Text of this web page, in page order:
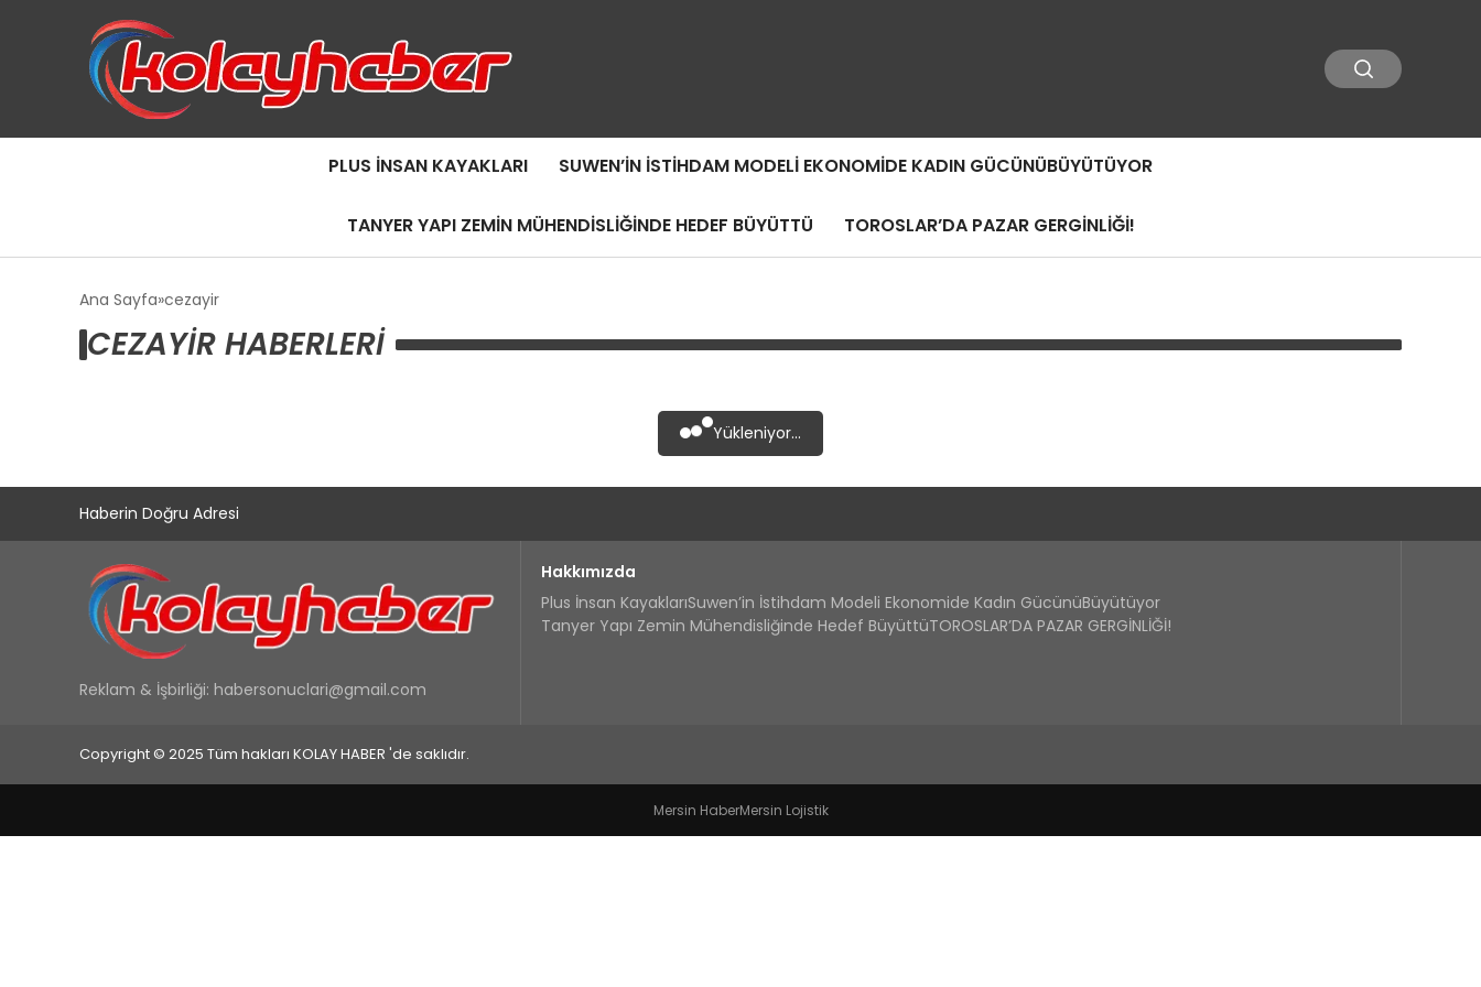
PLUS İNSAN KAYAKLARI SUWEN’IN İSTIHDAM MODELI EKONOMIDE KADIN GÜCÜNÜBÜYÜTÜYOR
TANYER YAPI ZEMIN MÜHENDISLIĞINDE HEDEF BÜYÜTTÜ TOROSLAR’DA PAZAR GERGİNLİĞİ!
Ana Sayfa cezayir
CEZAYIR HABERLERI
Yükleniyor...
Haberin Doğru Adresi
Reklam & İşbirliği: habersonuclari@gmail.com
Hakkımızda
Plus İnsan KayaklarıSuwen’in İstihdam Modeli Ekonomide Kadın GücünüBüyütüyor
Tanyer Yapı Zemin Mühendisliğinde Hedef BüyüttüTOROSLAR’DA PAZAR GERGİNLİĞİ!
Copyright © 2025 Tüm hakları KOLAY HABER 'de saklıdır.
Mersin HaberMersin Lojistik